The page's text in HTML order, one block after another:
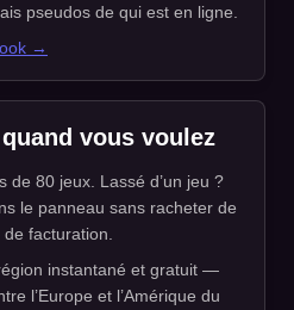
pseudos de qui est en ligne.
→
vous voulez
de 80 jeux. Lassé d’un jeu ?
le panneau sans racheter de
facturation.
instantané et gratuit —
l’Europe et l’Amérique du